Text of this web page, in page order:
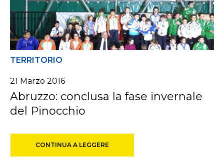
TERRITORIO
21 Marzo 2016
Abruzzo: conclusa la fase invernale
del Pinocchio
CONTINUA A LEGGERE